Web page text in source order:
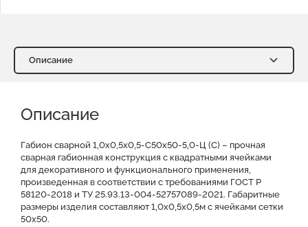
Описание
Доставка и оплата
Преимущества Оставить заявку на КП
Файлы для скачивания
Описание
Габион сварной 1,0х0,5х0,5-С50х50-5,0-Ц (С) – прочная
сварная габионная конструкция с квадратными ячейками
для декоративного и функционального применения,
произведенная в соответствии с требованиями ГОСТ Р
58120-2018 и ТУ 25.93.13-004-52757089-2021. Габаритные
размеры изделия составляют 1,0х0,5х0,5м с ячейками сетки
50x50.